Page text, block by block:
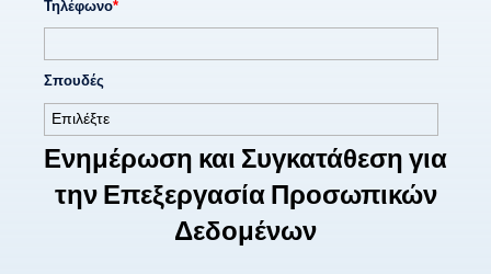
Τηλέφωνο*
Σπουδές
Ενημέρωση και Συγκατάθεση για
την Επεξεργασία Προσωπικών
Δεδομένων